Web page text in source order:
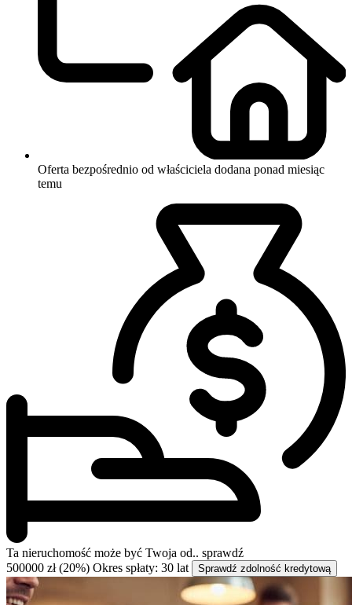
Oferta bezpośrednio od właściciela dodana ponad miesiąc
temu
Ta nieruchomość może być Twoja od.. sprawdź
500000 zł (20%) Okres spłaty: 30 lat Sprawdź zdolność kredytową